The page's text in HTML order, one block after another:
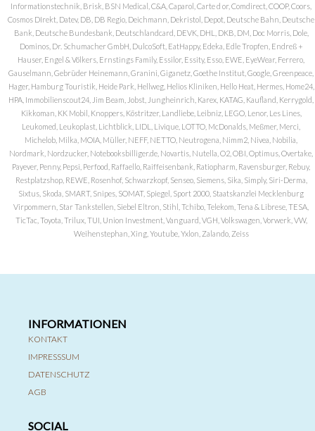
Informationstechnik, Brisk, BSN Medical, C&A, Caparol, Carte d or, Comdirect, COOP, Coors,
Cosmos DIrekt, Datev, DB, DB Regio, Deichmann, Dekristol, Depot, Deutsche Bahn, Deutsche
Bank, Deutsche Bundesbank, Deutschlandcard, DEVK, DHL, DKB, DM, Doc Morris, Dole,
Dominos, Dr. Schumacher GmbH, DulcoSoft, EatHappy, Edeka, Edle Tropfen, Endreß +
Hauser, Engel & Völkers, Ernstings Family, Essilor, Essity, Esso, EWE, EyeWear, Ferrero,
Gauselmann, Gebrüder Heinemann, Granini, Giganetz, Goethe Institut, Google, Greenpeace,
Hager, Hamburg Touristik, Heide Park, Hellweg, Helios Kliniken, Hello Heat, Hermes, Home24,
HPA, Immobilienscout24, Jim Beam, Jobst, Jungheinrich, Karex, KATAG, Kaufland, Kerrygold,
Kikkoman, KK Mobil, Knoppers, Köstritzer, Landliebe, Leibniz, LEGO, Lenor, Les Lines,
Leukomed, Leukoplast, Lichtblick, LIDL, Livique, LOTTO, McDonalds, Meßmer, Merci,
Michelob, Milka, MOIA, Müller, NEFF, NETTO, Neutrogena, Nimm2, Nivea, Nobilia,
Nordmark, Nordzucker, Notebooksbilliger.de, Novartis, Nutella, O2, OBI, Optimus, Overtake,
Payever, Penny, Pepsi, Perfood, Raffaello, Raiffeisenbank, Ratiopharm, Ravensburger, Rebuy,
Restplatzshop, REWE, Rosenhof, Schwarzkopf, Senseo, Siemens, Sika, Simply, Siri-Derma,
Sixtus, Skoda, SMART, Snipes, SOMAT, Spiegel, Sport 2000, Staatskanzlei Mecklenburg
Virpommern, Star Tankstellen, Siebel Eltron, Stihl, Tchibo, Telekom, Tena & Librese, TESA,
TicTac, Toyota, Trilux, TUI, Union Investment, Vanguard, VGH, Volkswagen, Vorwerk, VW,
Weihenstephan, Xing, Youtube, Yxlon, Zalando, Zeiss
INFORMATIONEN
KONTAKT
IMPRESSSUM
DATENSCHUTZ
AGB
SOCIAL